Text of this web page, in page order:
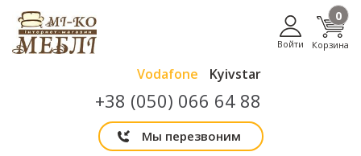
Vodafone Kyivstar
+38 (050) 066 64 88
Мы перезвоним
Войти Корзина
0